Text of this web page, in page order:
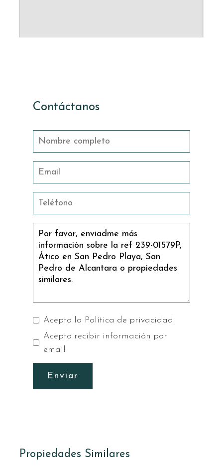
Contáctanos
Acepto la Política de privacidad
Acepto recibir información por
email
Enviar
Propiedades Similares